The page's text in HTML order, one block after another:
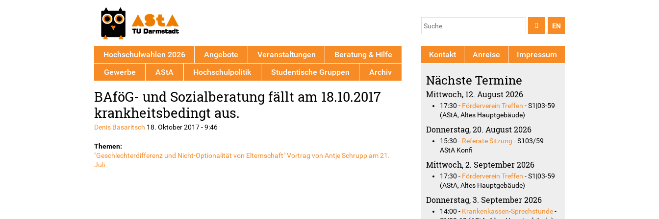
EN
Suchformular
Suche
to
top
BAföG- und Sozialberatung fällt am 18.10.2017
krankheitsbedingt aus.
Denis Basaritsch 18. Oktober 2017 - 9:46
Themen:
"Geschlechterdifferenz und Nicht-Optionalität von Elternschaft" Vortrag von Antje Schrupp am 21.
Juli
Hochschulwahlen 2026 Angebote Veranstaltungen
Beratung & Hilfe
Gewerbe
AStA Hochschulpolitik Studentische Gruppen Archiv
Kontakt Anreise Impressum
Nächste Termine
Mittwoch, 12. August 2026
17:30 - Förderverein Treffen -S1|03-59
(AStA, Altes Hauptgebäude)
Donnerstag, 20. August 2026
15:30 - Referate Sitzung -S103/59
AStA Konfi
Mittwoch, 2. September 2026
17:30 - Förderverein Treffen -S1|03-59
(AStA, Altes Hauptgebäude)
Donnerstag, 3. September 2026
14:00 - Krankenkassen-Sprechstunde -